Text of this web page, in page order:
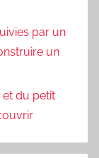
par un
un
et du petit